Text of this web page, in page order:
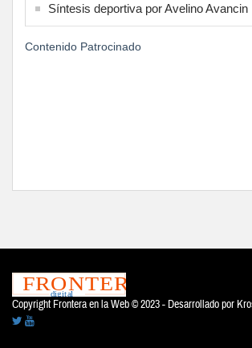
Síntesis deportiva por Avelino Avancin
Contenido Patrocinado
Copyright Frontera en la Web © 2023 - Desarrollado por